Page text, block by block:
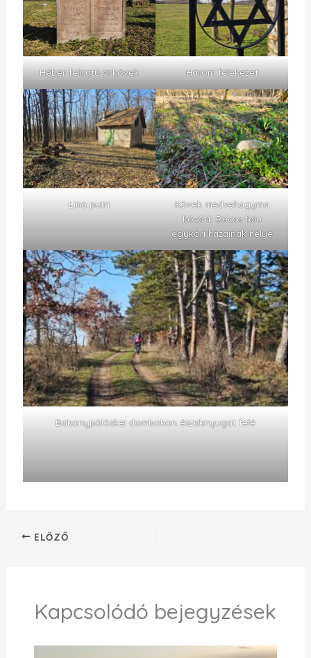
Héber feliratú sírkövek Három felekezet
Lina putri
Kövek medvehagyma
között: Becse falu
egykori házainak helye
Bakonypölöskei dombokon északnyugat felé
ELŐZŐ
Kapcsolódó bejegyzések